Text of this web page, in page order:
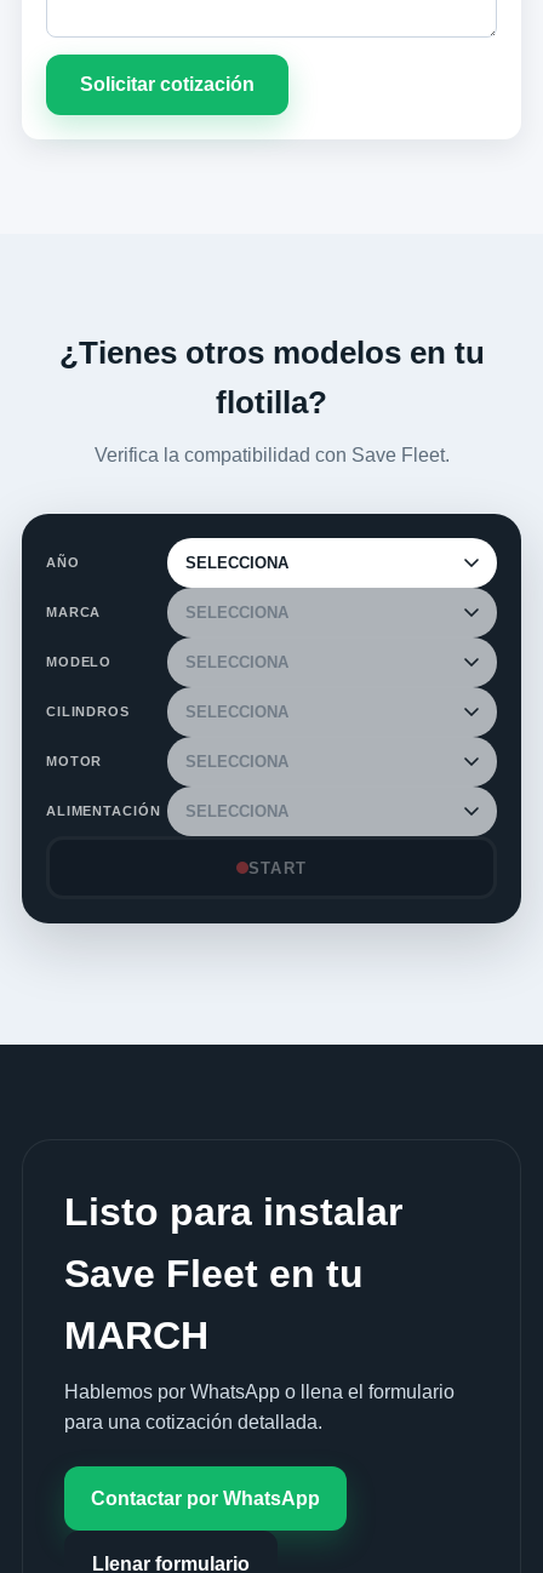
Solicitar cotización
¿Tienes otros modelos en tu
flotilla?
Verifica la compatibilidad con Save Fleet.
AÑO
MARCA
MODELO
CILINDROS
MOTOR
ALIMENTACIÓN
START
Listo para instalar
Save Fleet en tu
MARCH
Hablemos por WhatsApp o llena el formulario
para una cotización detallada.
Contactar por WhatsApp
Llenar formulario